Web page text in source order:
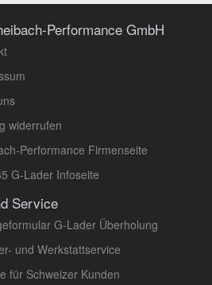
Performance GmbH
widerrufen
Performance Firmenseite
G-Lader Infoseite
Service
G-Lader Überholung
und Werkstattservice
für Schweizer Kunden